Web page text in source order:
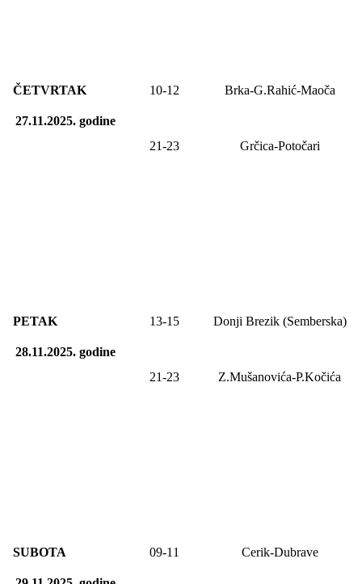
ČETVRTAK
27.11.2025. godine
10-1 2 Brka-G.Rahić-Maoča
21-23 Grčica-Potočari
PETAK
28.11.2025. godine
13-15 Donji Brezik (Semberska)
21-23 Z.Mušanovića-P.Kočića
SUBOTA 09-1 1 Cerik-Dubrave